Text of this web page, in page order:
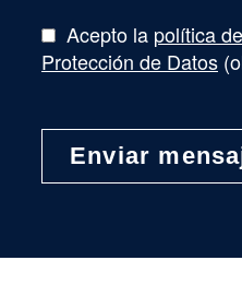
Acepto la política
Protección de Datos